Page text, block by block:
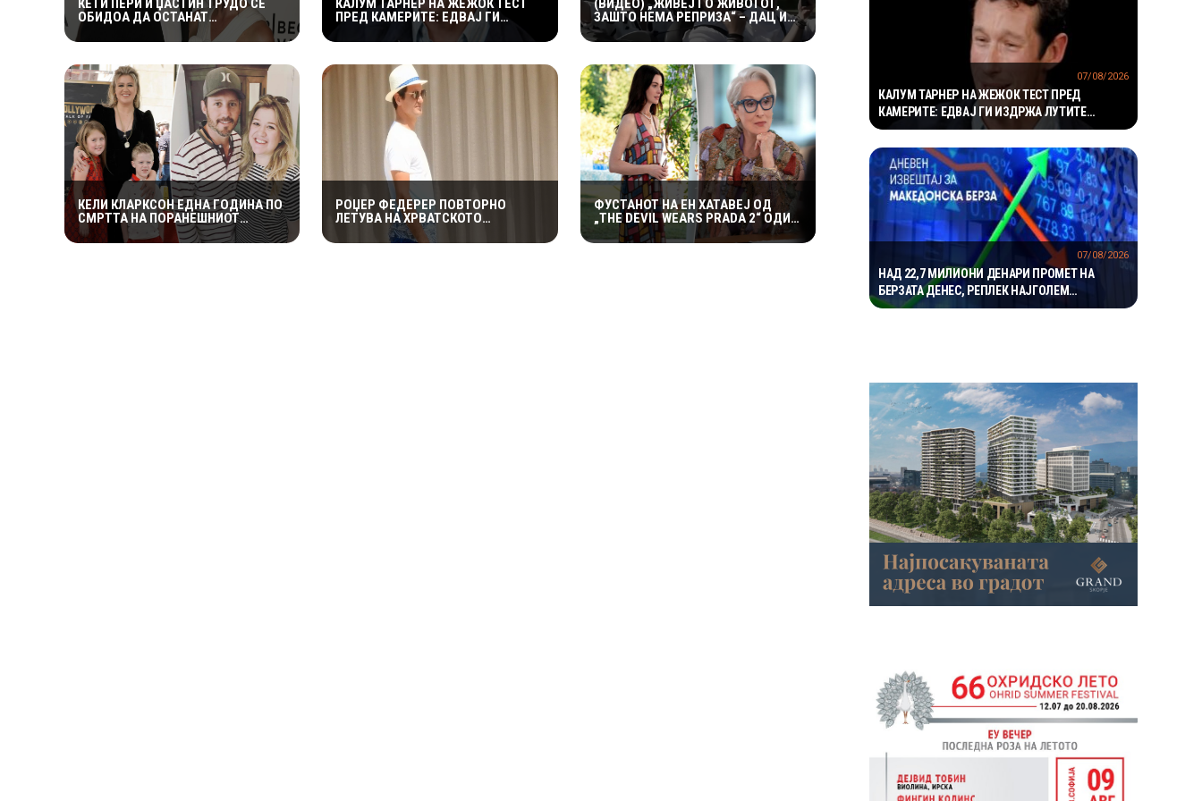
КЕТИ ПЕРИ И ЏАСТИН ТРУДО СЕ
ОБИДОА ДА ОСТАНАТ
НЕЗАБЕЛЕЖАНИ ВО КОТОР,
МЕШТАНИТЕ СО ДУХОВИТИ
ПРЕПОЗНАЛ“
КАЛУМ ТАРНЕР НА ЖЕЖОК ТЕСТ
ПРЕД КАМЕРИТЕ: ЕДВАЈ ГИ
ИЗДРЖА ЛУТИТЕ КРИЛЦА –
„УСТАТА МИ ГОРИ“
(ВИДЕО) „ЖИВЕЈ ГО ЖИВОТОТ,
ЗАШТО НЕМА РЕПРИЗА“ – ДАЦ И
АЛЕКСАНДАР СО МАРИЈАНА И
РОСАНА ЈА ПРЕТСТАВИЈА
КЕЛИ КЛАРКСОН ЕДНА ГОДИНА ПО
СМРТТА НА ПОРАНЕШНИОТ
СОПРУГ: ЦЕЛОСНО ИМ СЕ
ПОСВЕТИЛА НА ДЕЦАТА ВО
РОЏЕР ФЕДЕРЕР ПОВТОРНО
ЛЕТУВА НА ХРВАТСКОТО
КРАЈБРЕЖЈЕ: ОТКРИ ЗОШТО
СЕКОГАШ СЕ ВРАЌА НА МАЛИ
ФУСТАНОТ НА ЕН ХАТАВЕЈ ОД
„THE DEVIL WEARS PRADA 2“ ОДИ
НА АУКЦИЈА – И ТОА СО ДАМКИТЕ
ОД СНИМАЊЕТО
КАЛУМ ТАРНЕР НА ЖЕЖОК ТЕСТ ПРЕД
КАМЕРИТЕ: ЕДВАЈ ГИ ИЗДРЖА ЛУТИТЕ
КРИЛЦА – „УСТАТА МИ ГОРИ“
07/08/2026
НАД 22,7 МИЛИОНИ ДЕНАРИ ПРОМЕТ НА
БЕРЗАТА ДЕНЕС, РЕПЛЕК НАЈГОЛЕМ
ДОБИТНИК
07/08/2026